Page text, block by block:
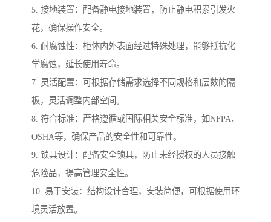
5. 接地装置：配备静电接地装置，防止静电积累引发火
花，确保操作安全。
6. 耐腐蚀性：柜体内外表面经过特殊处理，能够抵抗化
学腐蚀，延长使用寿命。
7. 灵活配置：可根据存储需求选择不同规格和层数的隔
板，灵活调整内部空间。
8. 符合标准：严格遵循或国际相关安全标准，如NFPA、
OSHA等，确保产品的安全性和可靠性。
9. 锁具设计：配备安全锁具，防止未经授权的人员接触
危险品，提高管理安全性。
10. 易于安装：结构设计合理，安装简便，可根据使用环
境灵活放置。